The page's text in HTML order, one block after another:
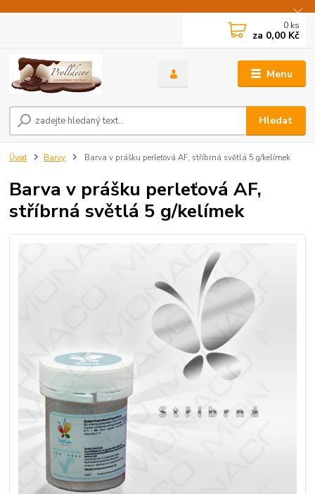
Menu
Hledat
0 ks
za 0,00 Kč
Úvod Barvy Barva v prášku perleťová AF, stříbrná světlá 5 g/kelímek
Barva v prášku perleťová AF,
stříbrná světlá 5 g/kelímek